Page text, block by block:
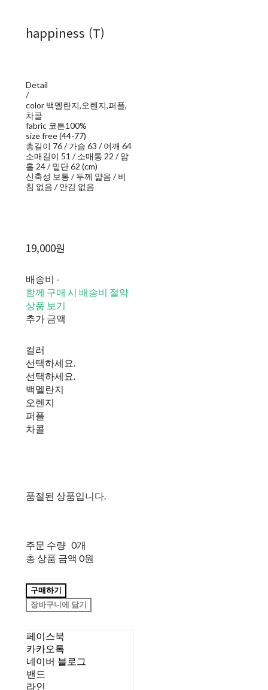
happiness (T)
Detail
/
color 백멜란지,오렌지,퍼플,
차콜
fabric 코튼100%
size free (44-77)
총길이 76 / 가슴 63 / 어깨 64
소매길이 51 / 소매통 22 / 암
홀 24 / 밑단 62 (cm)
신축성 보통 / 두께 얇음 / 비
침 없음 / 안감 없음
19,000원
배송비 -
함께 구매 시 배송비 절약
상품 보기
추가 금액
컬러
선택하세요.
선택하세요.
백멜란지
오렌지
퍼플
차콜
품절된 상품입니다.
주문 수량 0개
총 상품 금액 0원
구매하기
장바구니에 담기
페이스북
카카오톡
네이버 블로그
밴드
라인